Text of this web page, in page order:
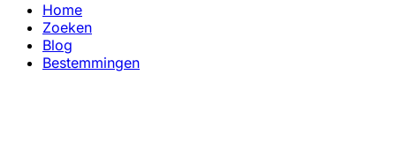
Home
Zoeken
Blog
Bestemmingen